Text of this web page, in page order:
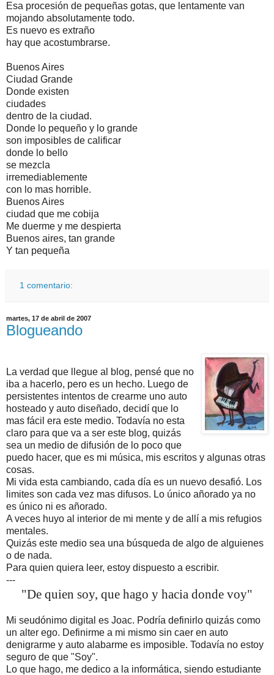
Esa procesión de pequeñas gotas, que lentamente van
mojando absolutamente todo.
Es nuevo es extraño
hay que acostumbrarse.
Buenos Aires
Ciudad Grande
Donde existen
ciudades
dentro de la ciudad.
Donde lo pequeño y lo grande
son imposibles de calificar
donde lo bello
se mezcla
irremediablemente
con lo mas horrible.
Buenos Aires
ciudad que me cobija
Me duerme y me despierta
Buenos aires, tan grande
Y tan pequeña
1 comentario:
martes, 17 de abril de 2007
Blogueando
La verdad que llegue al blog, pensé que no
iba a hacerlo, pero es un hecho. Luego de
persistentes intentos de crearme uno auto
hosteado y auto diseñado, decidí que lo
mas fácil era este medio. Todavía no esta
claro para que va a ser este blog, quizás
sea un medio de difusión de lo poco que
puedo hacer, que es mi música, mis escritos y algunas otras
cosas.
Mi vida esta cambiando, cada día es un nuevo desafió. Los
limites son cada vez mas difusos. Lo único añorado ya no
es único ni es añorado.
A veces huyo al interior de mi mente y de allí a mis refugios
mentales.
Quizás este medio sea una búsqueda de algo de alguienes
o de nada.
Para quien quiera leer, estoy dispuesto a escribir.
---
"De quien soy, que hago y hacia donde voy"
Mi seudónimo digital es Joac. Podría definirlo quizás como
un alter ego. Definirme a mi mismo sin caer en auto
denigrarme y auto alabarme es imposible. Todavía no estoy
seguro de que "Soy".
Lo que hago, me dedico a la informática, siendo estudiante